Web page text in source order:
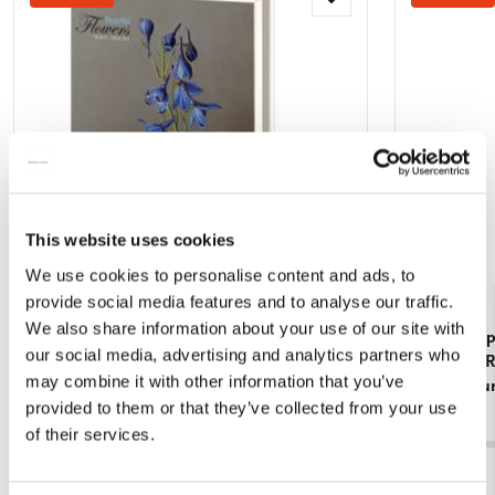
This website uses cookies
We use cookies to personalise content and ads, to
provide social media features and to analyse our traffic.
We also share information about your use of our site with
our social media, advertising and analytics partners who
may combine it with other information that you’ve
provided to them or that they’ve collected from your use
of their services.
Toevoegen
Kaartenmapje met env, groot: Beautiful
Flowers, Ingrid Smuling
€ 9,99
haori with
€ 9,99